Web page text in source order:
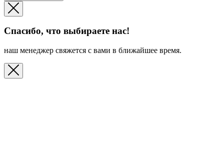
Спасибо, что выбираете нас!
наш менеджер свяжется с вами в ближайшее время.